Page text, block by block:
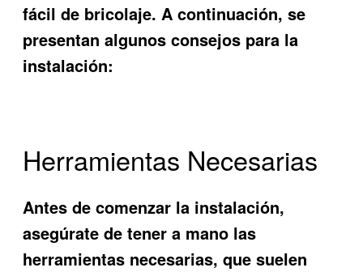
fácil de bricolaje. A continuación, se
presentan algunos consejos para la
instalación:
Herramientas Necesarias
Antes de comenzar la instalación,
asegúrate de tener a mano las
herramientas necesarias, que suelen